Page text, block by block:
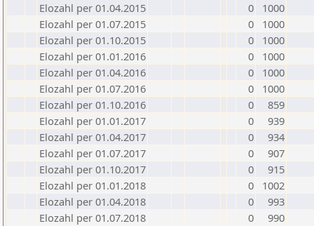
Elozahl per 01.04.2015
0
1000
Elozahl per 01.07.2015
0
1000
Elozahl per 01.10.2015
0
1000
Elozahl per 01.01.2016
0
1000
Elozahl per 01.04.2016
0
1000
Elozahl per 01.07.2016
0
1000
Elozahl per 01.10.2016
0
859
Elozahl per 01.01.2017
0
939
Elozahl per 01.04.2017
0
934
Elozahl per 01.07.2017
0
907
Elozahl per 01.10.2017
0
915
Elozahl per 01.01.2018
0
1002
Elozahl per 01.04.2018
0
993
Elozahl per 01.07.2018
0
990